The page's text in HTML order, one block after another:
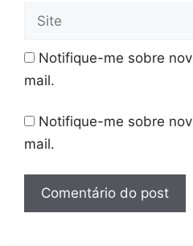
Site
Notifique-me sobre
mail.
Notifique-me sobre
mail.